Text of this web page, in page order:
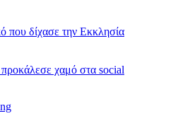
που δίχασε την Εκκλησία
χαμό στα social